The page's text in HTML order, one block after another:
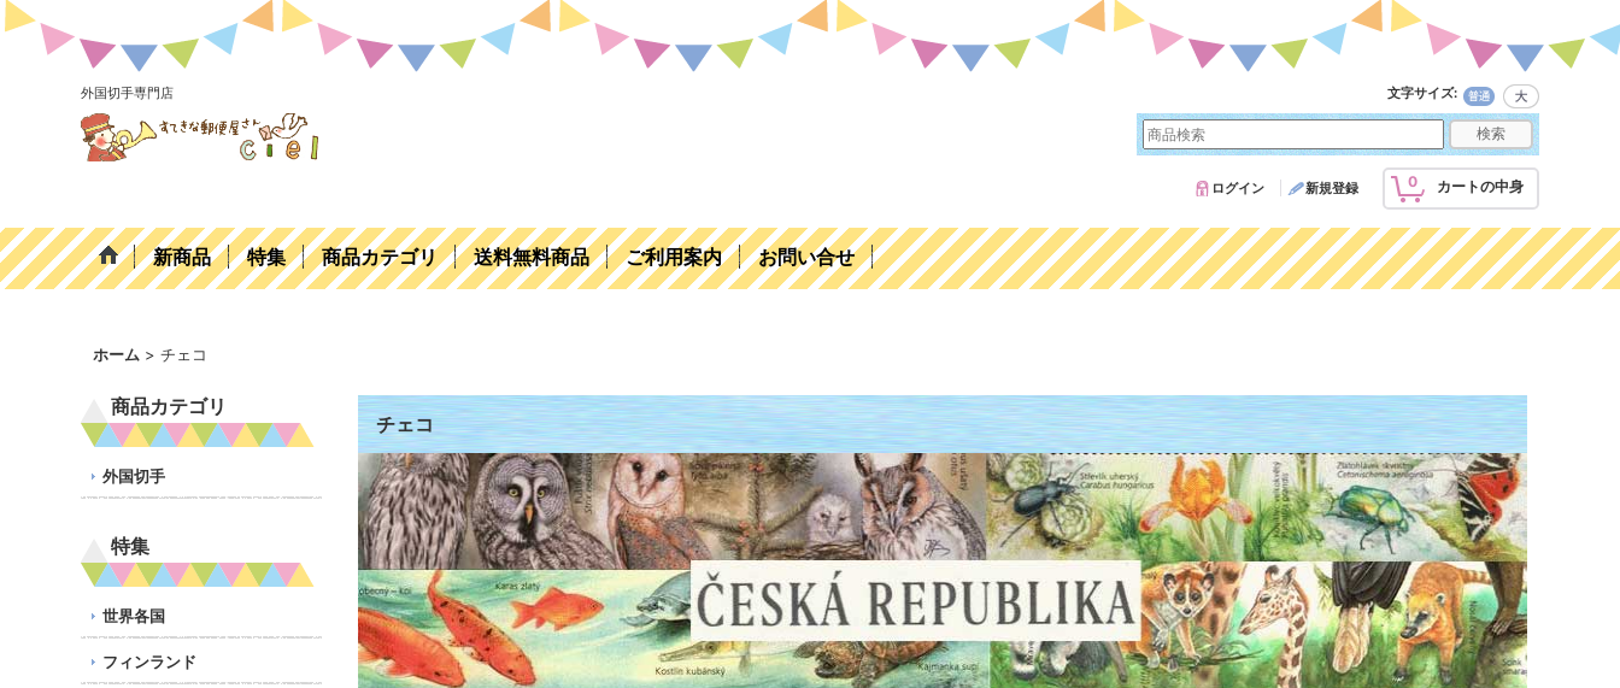
外国切手専門店 文字サイズ:
0 カートの中身
ログイン 新規登録
新商品 特集 商品カテゴリ 送料無料商品 ご利用案内 お問い合せ
ホーム > チェコ
商品カテゴリ
外国切手
特集
世界各国
フィンランド
チェコ